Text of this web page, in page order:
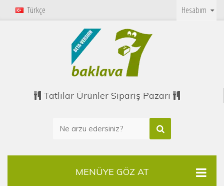
Türkçe Hesabım
Tatlılar Ürünler Sipariş Pazarı
MENÜYE GÖZ AT